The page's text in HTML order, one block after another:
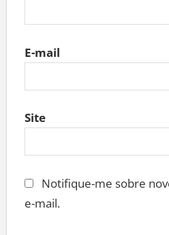
E-mail
Site
Notifique-me sobre
e-mail.